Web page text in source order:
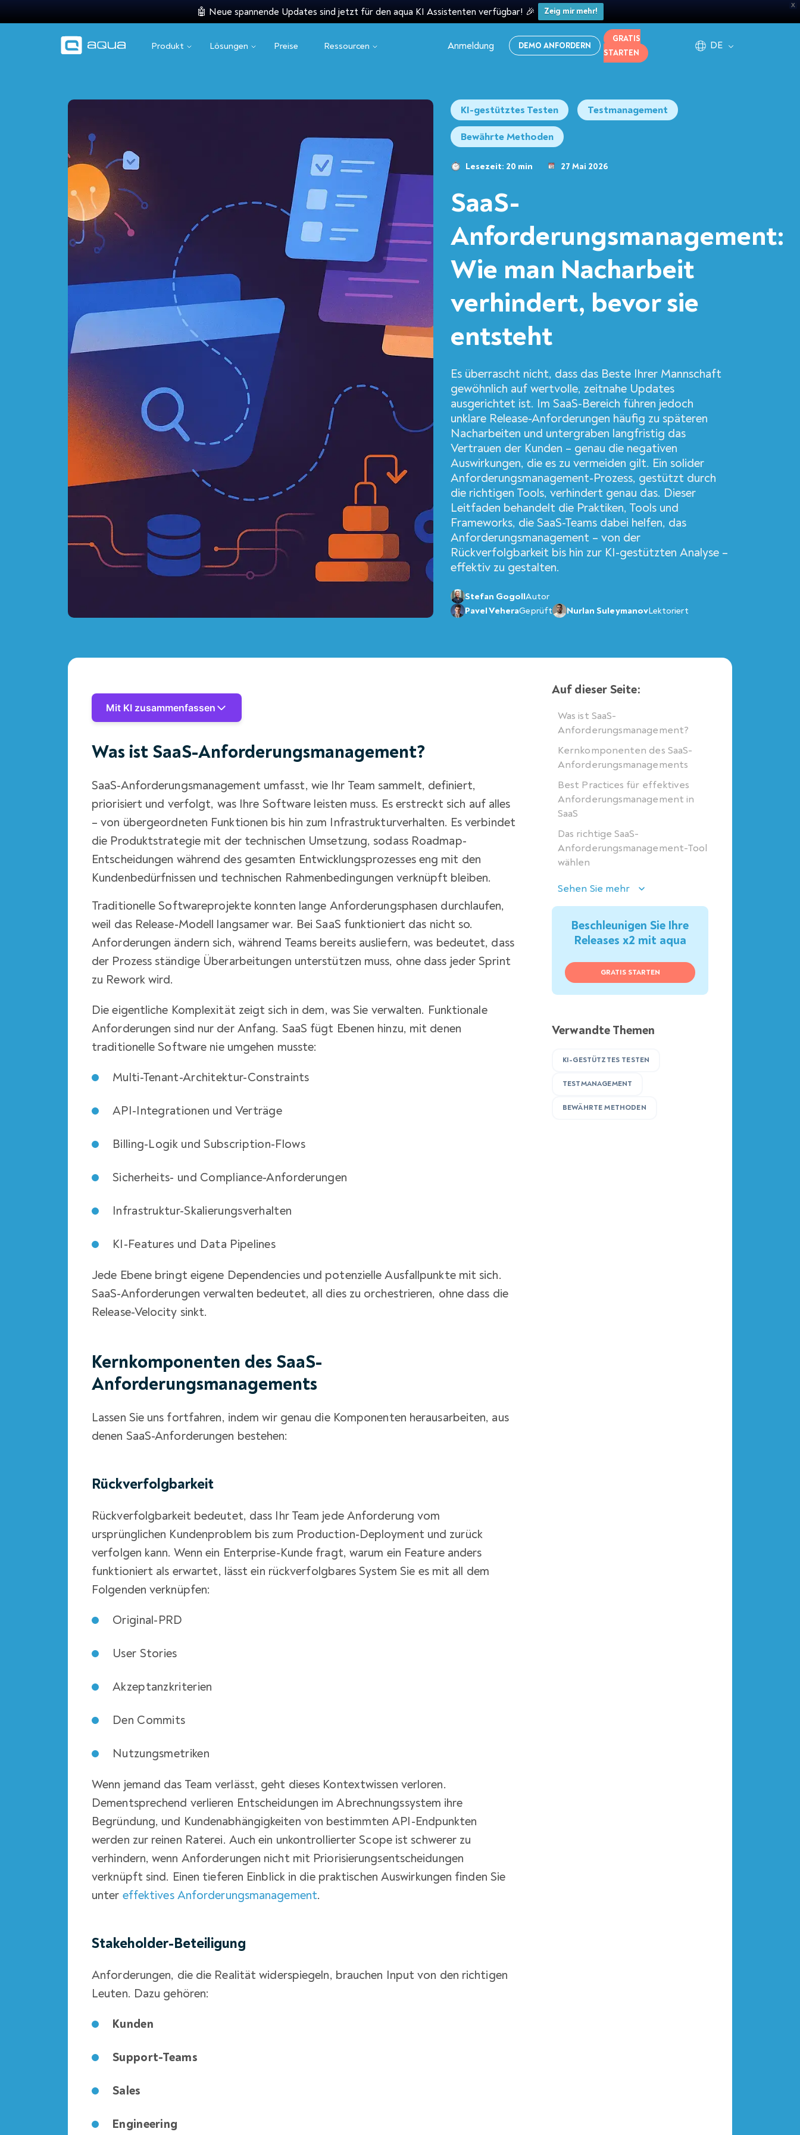
X
🤖 Neue spannende Updates sind jetzt für den aqua KI Assistenten verfügbar! 🎉 Zeig mir mehr!
Produkt Lösungen Preise Ressourcen DE
Anmeldung DEMO ANFORDERN
GRATIS
STARTEN
KI-gestütztes Testen Testmanagement
Bewährte Methoden
Lesezeit: 20 min 27 Mai 2026
SaaS-
Anforderungsmanagement:
Wie man Nacharbeit
verhindert, bevor sie
entsteht
Es überrascht nicht, dass das Beste Ihrer Mannschaft
gewöhnlich auf wertvolle, zeitnahe Updates
ausgerichtet ist. Im SaaS-Bereich führen jedoch
unklare Release-Anforderungen häufig zu späteren
Nacharbeiten und untergraben langfristig das
Vertrauen der Kunden – genau die negativen
Auswirkungen, die es zu vermeiden gilt. Ein solider
Anforderungsmanagement-Prozess, gestützt durch
die richtigen Tools, verhindert genau das. Dieser
Leitfaden behandelt die Praktiken, Tools und
Frameworks, die SaaS-Teams dabei helfen, das
Anforderungsmanagement – von der
Rückverfolgbarkeit bis hin zur KI-gestützten Analyse –
effektiv zu gestalten.
Stefan GogollAutor
Pavel VeheraGeprüft Nurlan SuleymanovLektoriert
Mit KI zusammenfassen
Was ist SaaS-Anforderungsmanagement?
SaaS-Anforderungsmanagement umfasst, wie Ihr Team sammelt, definiert,
priorisiert und verfolgt, was Ihre Software leisten muss. Es erstreckt sich auf alles
– von übergeordneten Funktionen bis hin zum Infrastrukturverhalten. Es verbindet
die Produktstrategie mit der technischen Umsetzung, sodass Roadmap-
Entscheidungen während des gesamten Entwicklungsprozesses eng mit den
Kundenbedürfnissen und technischen Rahmenbedingungen verknüpft bleiben.
Traditionelle Softwareprojekte konnten lange Anforderungsphasen durchlaufen,
weil das Release-Modell langsamer war. Bei SaaS funktioniert das nicht so.
Anforderungen ändern sich, während Teams bereits ausliefern, was bedeutet, dass
der Prozess ständige Überarbeitungen unterstützen muss, ohne dass jeder Sprint
zu Rework wird.
Die eigentliche Komplexität zeigt sich in dem, was Sie verwalten. Funktionale
Anforderungen sind nur der Anfang. SaaS fügt Ebenen hinzu, mit denen
traditionelle Software nie umgehen musste:
Multi-Tenant-Architektur-Constraints
API-Integrationen und Verträge
Billing-Logik und Subscription-Flows
Sicherheits- und Compliance-Anforderungen
Infrastruktur-Skalierungsverhalten
KI-Features und Data Pipelines
Jede Ebene bringt eigene Dependencies und potenzielle Ausfallpunkte mit sich.
SaaS-Anforderungen verwalten bedeutet, all dies zu orchestrieren, ohne dass die
Release-Velocity sinkt.
Kernkomponenten des SaaS-
Anforderungsmanagements
Lassen Sie uns fortfahren, indem wir genau die Komponenten herausarbeiten, aus
denen SaaS-Anforderungen bestehen:
Rückverfolgbarkeit
Rückverfolgbarkeit bedeutet, dass Ihr Team jede Anforderung vom
ursprünglichen Kundenproblem bis zum Production-Deployment und zurück
verfolgen kann. Wenn ein Enterprise-Kunde fragt, warum ein Feature anders
funktioniert als erwartet, lässt ein rückverfolgbares System Sie es mit all dem
Folgenden verknüpfen:
Original-PRD
User Stories
Akzeptanzkriterien
Den Commits
Nutzungsmetriken
Wenn jemand das Team verlässt, geht dieses Kontextwissen verloren.
Dementsprechend verlieren Entscheidungen im Abrechnungssystem ihre
Begründung, und Kundenabhängigkeiten von bestimmten API-Endpunkten
werden zur reinen Raterei. Auch ein unkontrollierter Scope ist schwerer zu
verhindern, wenn Anforderungen nicht mit Priorisierungsentscheidungen
verknüpft sind. Einen tieferen Einblick in die praktischen Auswirkungen finden Sie
unter effektives Anforderungsmanagement.
Stakeholder-Beteiligung
Anforderungen, die die Realität widerspiegeln, brauchen Input von den richtigen
Leuten. Dazu gehören:
Kunden
Support-Teams
Sales
Engineering
Auf dieser Seite:
Was ist SaaS-
Anforderungsmanagement?
Kernkomponenten des SaaS-
Anforderungsmanagements
Best Practices für effektives
Anforderungsmanagement in
SaaS
Das richtige SaaS-
Anforderungsmanagement-Tool
wählen
Sehen Sie mehr
Beschleunigen Sie Ihre
Releases x2 mit aqua
GRATIS STARTEN
Verwandte Themen
KI-GESTÜTZTES TESTEN
TESTMANAGEMENT
BEWÄHRTE METHODEN